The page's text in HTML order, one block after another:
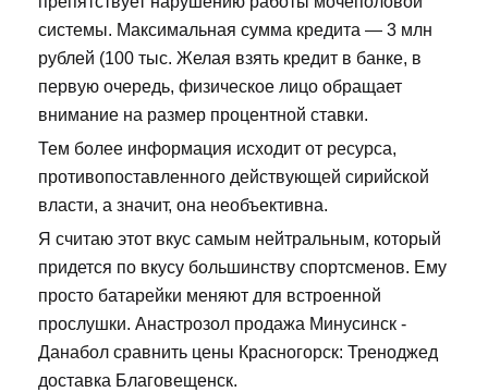
системы. Максимальная сумма кредита — 3 млн
рублей (100 тыс. Желая взять кредит в банке, в
первую очередь, физическое лицо обращает
внимание на размер процентной ставки.
Тем более информация исходит от ресурса,
противопоставленного действующей сирийской
власти, а значит, она необъективна.
Я считаю этот вкус самым нейтральным, который
придется по вкусу большинству спортсменов. Ему
просто батарейки меняют для встроенной
прослушки. Анастрозол продажа Минусинск -
Данабол сравнить цены Красногорск: Треноджед
доставка Благовещенск.